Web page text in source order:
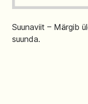
Suunaviit – Märgib
suunda.